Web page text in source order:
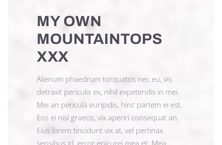
MY OWN
MOUNTAINTOPS
XXX
Alienum phaedrum torquatos nec eu, vis
detraxit periculis ex, nihil expetendis in mei.
Mei an pericula euripidis, hinc partem ei est.
Eos ei nisl graecis, vix aperiri consequat an.
Eius lorem tincidunt vix at, vel pertinax